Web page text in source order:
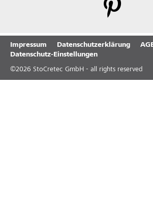
Impressum Datenschutzerklärung
Datenschutz-Einstellungen
©2026 StoCretec GmbH - all rights reserved